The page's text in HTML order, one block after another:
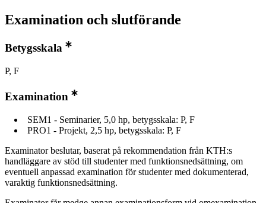
Examination och slutförande
Betygsskala
P, F
Examination
SEM1 - Seminarier, 5,0 hp, betygsskala: P, F
PRO1 - Projekt, 2,5 hp, betygsskala: P, F
Examinator beslutar, baserat på rekommendation från KTH:s
handläggare av stöd till studenter med funktionsnedsättning, om
eventuell anpassad examination för studenter med dokumenterad,
varaktig funktionsnedsättning.